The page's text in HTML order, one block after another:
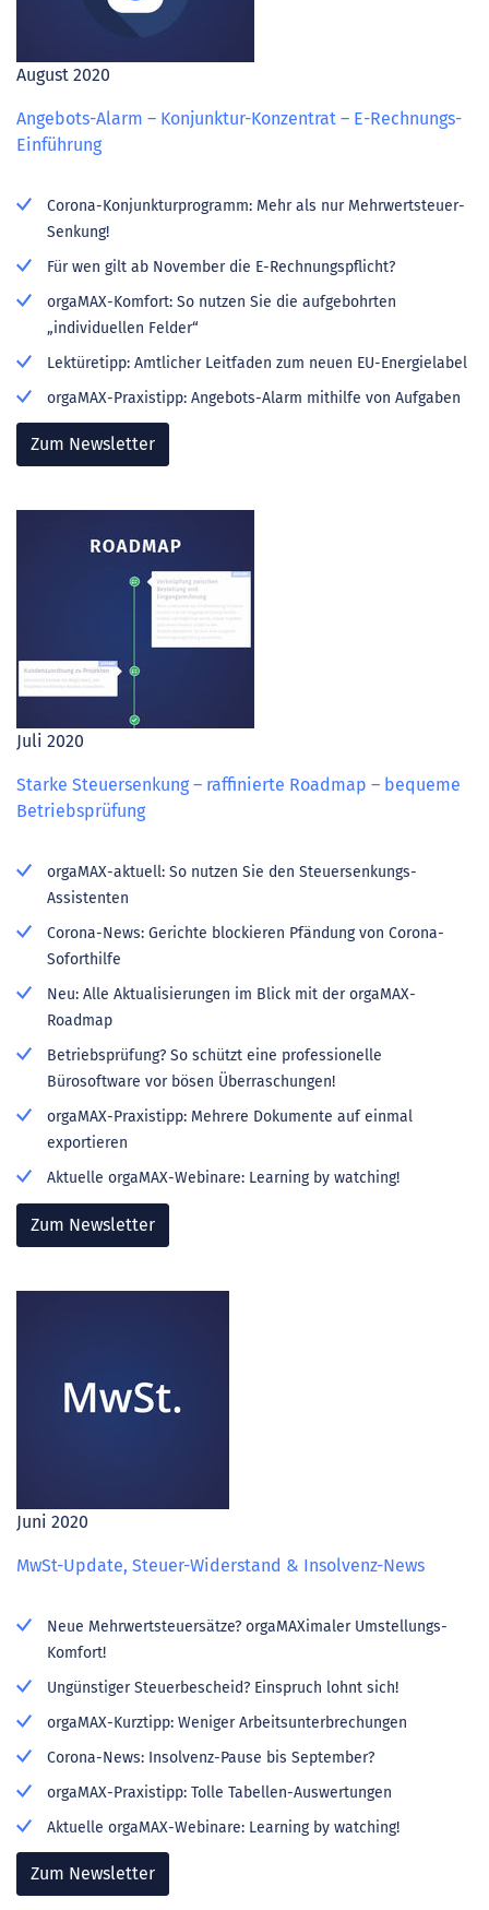
August 2020
Angebots-Alarm – Konjunktur-Konzentrat – E-Rechnungs-
Einführung
Corona-Konjunkturprogramm: Mehr als nur Mehrwertsteuer-
Senkung!
Für wen gilt ab November die E-Rechnungspflicht?
orgaMAX-Komfort: So nutzen Sie die aufgebohrten
„individuellen Felder“
Lektüretipp: Amtlicher Leitfaden zum neuen EU-Energielabel
orgaMAX-Praxistipp: Angebots-Alarm mithilfe von Aufgaben
Zum Newsletter
Juli 2020
Starke Steuersenkung – raffinierte Roadmap – bequeme
Betriebsprüfung
orgaMAX-aktuell: So nutzen Sie den Steuersenkungs-
Assistenten
Corona-News: Gerichte blockieren Pfändung von Corona-
Soforthilfe
Neu: Alle Aktualisierungen im Blick mit der orgaMAX-
Roadmap
Betriebsprüfung? So schützt eine professionelle
Bürosoftware vor bösen Überraschungen!
orgaMAX-Praxistipp: Mehrere Dokumente auf einmal
exportieren
Aktuelle orgaMAX-Webinare: Learning by watching!
Zum Newsletter
Juni 2020
MwSt-Update, Steuer-Widerstand & Insolvenz-News
Neue Mehrwertsteuersätze? orgaMAXimaler Umstellungs-
Komfort!
Ungünstiger Steuerbescheid? Einspruch lohnt sich!
orgaMAX-Kurztipp: Weniger Arbeitsunterbrechungen
Corona-News: Insolvenz-Pause bis September?
orgaMAX-Praxistipp: Tolle Tabellen-Auswertungen
Aktuelle orgaMAX-Webinare: Learning by watching!
Zum Newsletter